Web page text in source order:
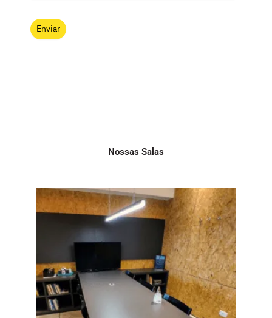
Enviar
Nossas Salas